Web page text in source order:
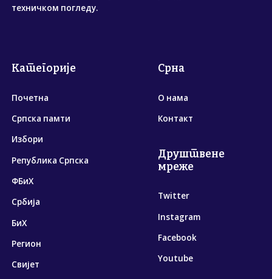
техничком погледу.
Категорије
Почетна
Српска памти
Избори
Република Српска
ФБиХ
Србија
БиХ
Регион
Свијет
Срна
О нама
Контакт
Друштвене
мреже
Twitter
Instagram
Facebook
Youtube